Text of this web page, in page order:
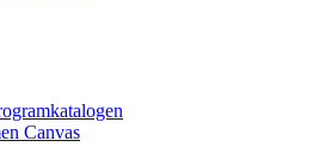
Canvas